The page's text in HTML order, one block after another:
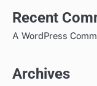
Recent
A WordPress
Archives